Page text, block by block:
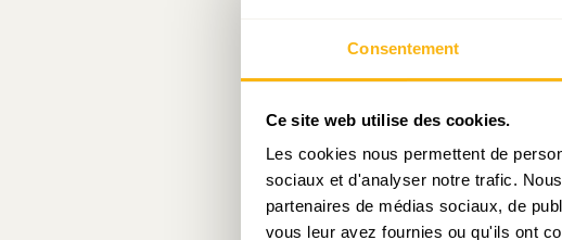
Consentement
Ce site web utilise des cookies.
Les cookies nous permettent de
sociaux et d'analyser notre trafic.
partenaires de médias sociaux, de
vous leur avez fournies ou qu'ils ont
Les Banques
Il est vrai que l’«
Fed est prête à faire
tenu des difficultés
loin – pour